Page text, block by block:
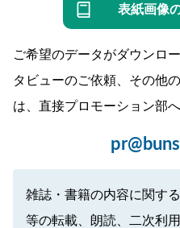
表紙画像
ご希望のデータがダウンロ
タビューのご依頼、その他
は、直接プロモーション部
雑誌・書籍の内容に関す
等の転載、朗読、二次利